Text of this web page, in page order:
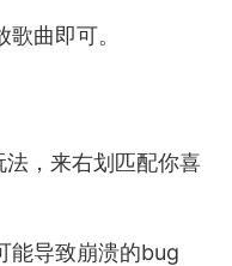
曲即可。
，来右划匹配你喜
能导致崩溃的bug